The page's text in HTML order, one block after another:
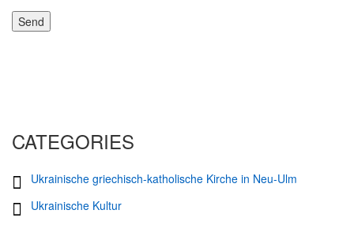
CATEGORIES
Ukrainische griechisch-katholische Kirche in Neu-Ulm
Ukrainische Kultur